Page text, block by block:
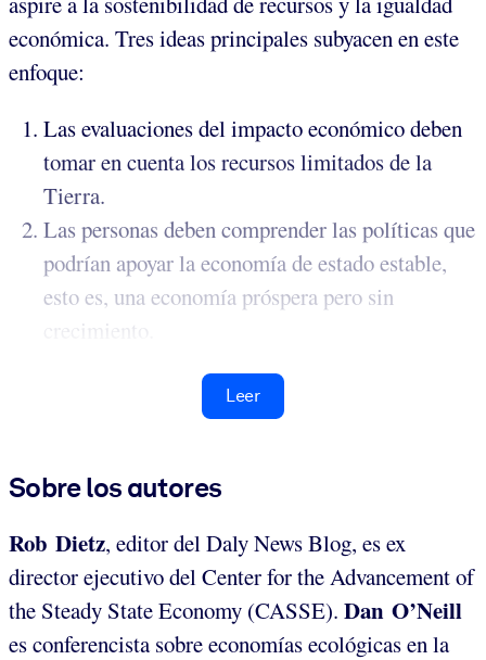
económica. Tres ideas principales subyacen en este
enfoque:
Las evaluaciones del impacto económico deben
tomar en cuenta los recursos limitados de la
Tierra.
Las personas deben comprender las políticas que
podrían apoyar la economía de estado estable,
esto es, una economía próspera pero sin
crecimiento.
Leer
Sobre los autores
Rob Dietz, editor del Daly News Blog, es ex
director ejecutivo del Center for the Advancement of
the Steady State Economy (CASSE). Dan O’Neill
es conferencista sobre economías ecológicas en la